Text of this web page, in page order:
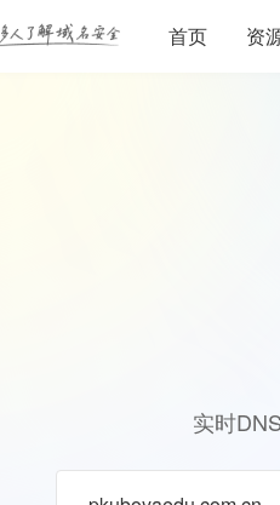
首页 资
实时